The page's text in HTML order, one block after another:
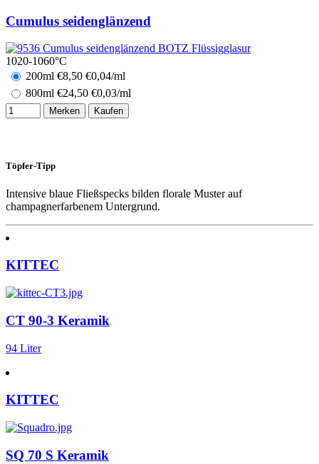
Cumulus seidenglänzend
1020-1060°C
200ml €8,50 €0,04/ml
800ml €24,50 €0,03/ml
Merken Kaufen
Töpfer-Tipp
Intensive blaue Fließspecks bilden florale Muster auf
champagnerfarbenem Untergrund.
KITTEC
CT 90-3 Keramik
94 Liter
KITTEC
SQ 70 S Keramik